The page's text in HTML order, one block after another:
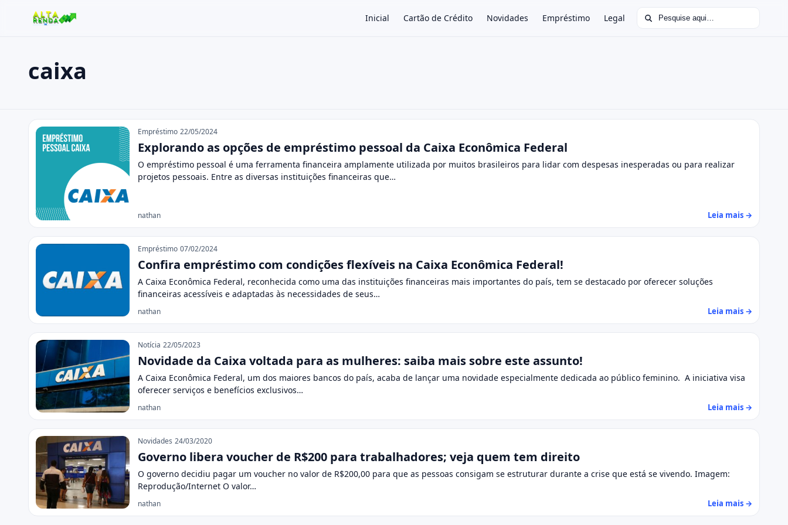
Inicial Cartão de Crédito Novidades Empréstimo Legal Buscar por:
Buscar no site
Pressione Enter para buscar ou ESC para fechar.
caixa
caixa Empréstimo 22/05/2024
Explorando as opções de empréstimo pessoal da Caixa Econômica Federal
O empréstimo pessoal é uma ferramenta financeira amplamente utilizada por muitos brasileiros para lidar com despesas inesperadas ou para realizar
projetos pessoais. Entre as diversas instituições financeiras que…
nathan Leia mais →
Empréstimo 07/02/2024
Confira empréstimo com condições flexíveis na Caixa Econômica Federal!
A Caixa Econômica Federal, reconhecida como uma das instituições financeiras mais importantes do país, tem se destacado por oferecer soluções
financeiras acessíveis e adaptadas às necessidades de seus…
nathan Leia mais →
Notícia 22/05/2023
Novidade da Caixa voltada para as mulheres: saiba mais sobre este assunto!
A Caixa Econômica Federal, um dos maiores bancos do país, acaba de lançar uma novidade especialmente dedicada ao público feminino. A iniciativa visa
oferecer serviços e benefícios exclusivos…
nathan Leia mais →
Novidades 24/03/2020
Governo libera voucher de R$200 para trabalhadores; veja quem tem direito
O governo decidiu pagar um voucher no valor de R$200,00 para que as pessoas consigam se estruturar durante a crise que está se vivendo. Imagem:
Reprodução/Internet O valor…
nathan Leia mais →